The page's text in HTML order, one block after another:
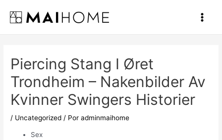
contenido
Main
Piercing Stang I Øret
Trondheim – Nakenbilder Av
Kvinner Swingers Historier
/ Uncategorized / Poradminmaihome
Sex